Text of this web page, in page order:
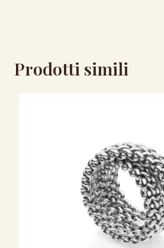
Prodotti simili